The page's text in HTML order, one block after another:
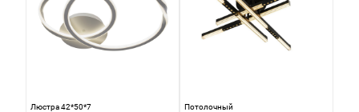
Люстра 42*50*7
Потолочный